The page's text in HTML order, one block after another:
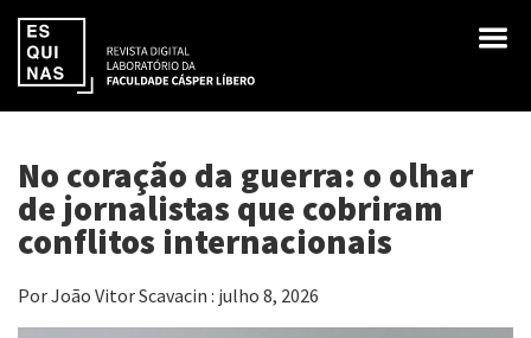
No coração da guerra: o olhar
de jornalistas que cobriram
conflitos internacionais
Por João Vitor Scavacin : julho 8, 2026